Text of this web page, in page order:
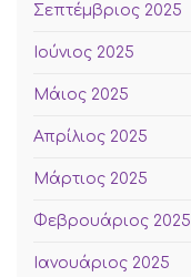
Σεπτέμβριος 2025
Ιούνιος 2025
Μάιος 2025
Απρίλιος 2025
Μάρτιος 2025
Φεβρουάριος 2025
Ιανουάριος 2025